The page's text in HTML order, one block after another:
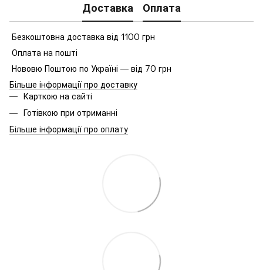
Доставка Оплата
Безкоштовна доставка від 1100 грн
Оплата на пошті
Нововю Поштою по Україні — від 70 грн
Більше інформації про доставку
Карткою на сайті
Готівкою при отриманні
Більше інформації про оплату